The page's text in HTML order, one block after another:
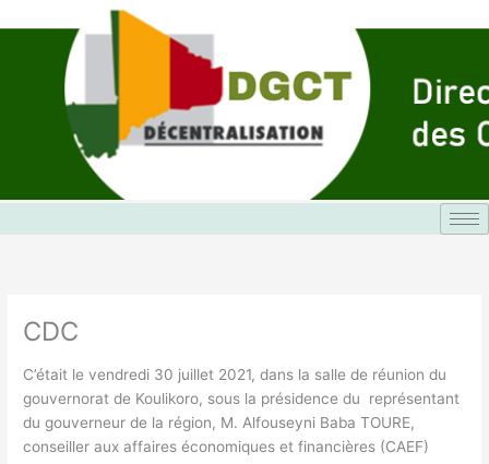
au
CDC
C’était le vendredi 30 juillet 2021, dans la salle de réunion du
gouvernorat de Koulikoro, sous la présidence du représentant
du gouverneur de la région, M. Alfouseyni Baba TOURE,
conseiller aux affaires économiques et financières (CAEF)